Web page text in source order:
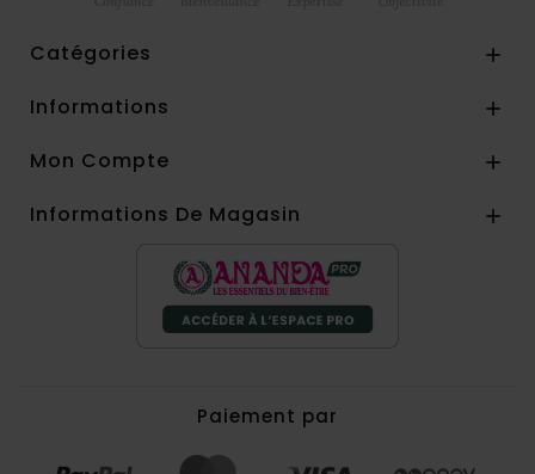
Catégories 
Informations 
Mon Compte 
Informations De Magasin 
Paiement par